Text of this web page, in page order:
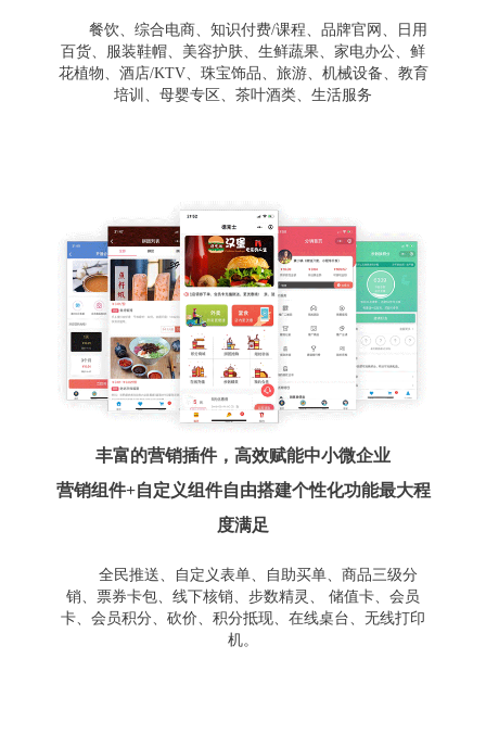
餐饮、综合电商、知识付费/课程、品牌官网、日用
百货、服装鞋帽、美容护肤、生鲜蔬果、家电办公、鲜
花植物、酒店/KTV、珠宝饰品、旅游、机械设备、教育
培训、母婴专区、茶叶酒类、生活服务
丰富的营销插件，高效赋能中小微企业
营销组件+自定义组件自由搭建个性化功能最大程
度满足
全民推送、自定义表单、自助买单、商品三级分
销、票券卡包、线下核销、步数精灵、 储值卡、会员
卡、会员积分、砍价、积分抵现、在线桌台、无线打印
机。